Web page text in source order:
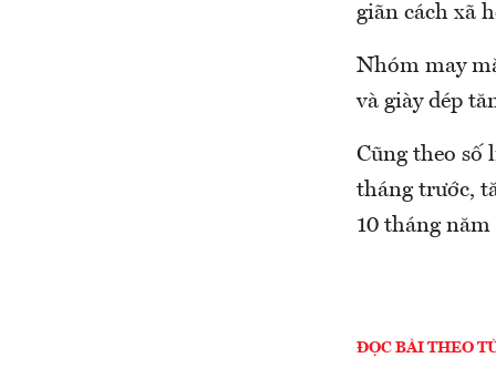
giãn cách xã
Nhóm may
và giày dép
Cũng theo số
tháng trước,
10 tháng
ĐỌC BÀI THEO